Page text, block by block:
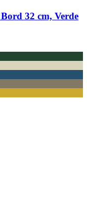
32 cm, Verde